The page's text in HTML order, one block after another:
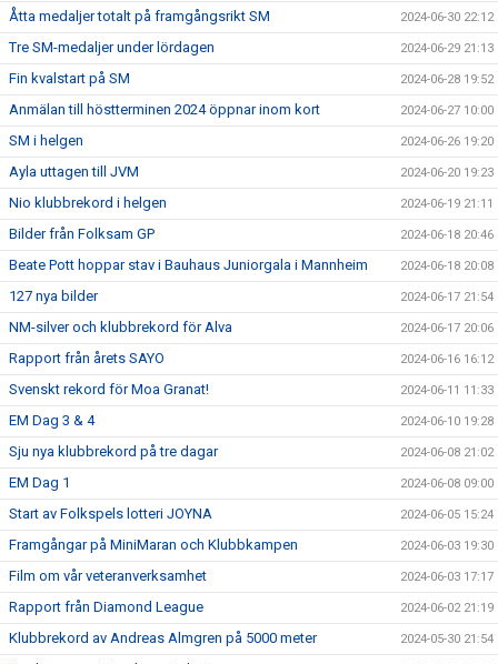
Åtta medaljer totalt på framgångsrikt SM 2024-06-30 22:12
Tre SM-medaljer under lördagen 2024-06-29 21:13
Fin kvalstart på SM 2024-06-28 19:52
Anmälan till höstterminen 2024 öppnar inom kort 2024-06-27 10:00
SM i helgen 2024-06-26 19:20
Ayla uttagen till JVM 2024-06-20 19:23
Nio klubbrekord i helgen 2024-06-19 21:11
Bilder från Folksam GP 2024-06-18 20:46
Beate Pott hoppar stav i Bauhaus Juniorgala i Mannheim 2024-06-18 20:08
127 nya bilder 2024-06-17 21:54
NM-silver och klubbrekord för Alva 2024-06-17 20:06
Rapport från årets SAYO 2024-06-16 16:12
Svenskt rekord för Moa Granat! 2024-06-11 11:33
EM Dag 3 & 4 2024-06-10 19:28
Sju nya klubbrekord på tre dagar 2024-06-08 21:02
EM Dag 1 2024-06-08 09:00
Start av Folkspels lotteri JOYNA 2024-06-05 15:24
Framgångar på MiniMaran och Klubbkampen 2024-06-03 19:30
Film om vår veteranverksamhet 2024-06-03 17:17
Rapport från Diamond League 2024-06-02 21:19
Klubbrekord av Andreas Almgren på 5000 meter 2024-05-30 21:54